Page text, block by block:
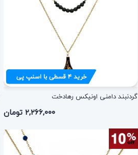
خرید۴قسطی با اسنپ پی
گردنبند دامنی اونیکس رهادخت
۲,۲۶۶,۰۰۰ تومان